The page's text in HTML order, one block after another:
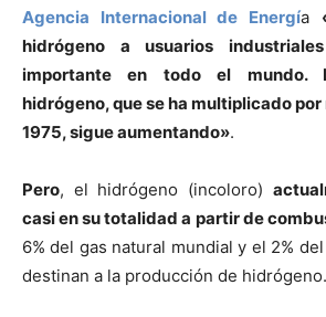
Agencia Internacional de Energía
hidrógeno a usuarios
importante en todo el mundo.
hidrógeno, que se ha multiplicado
1975, sigue aumentando».
Pero, el hidrógeno (incoloro)
casi en su totalidad a partir de
6% del gas natural mundial y el 2%
destinan a la producción de hidrógeno.